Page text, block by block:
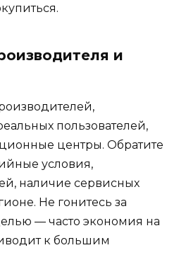
и
пользователей,
центры. Обратите
условия,
наличие сервисных
Не гонитесь за
— часто экономия на
к большим